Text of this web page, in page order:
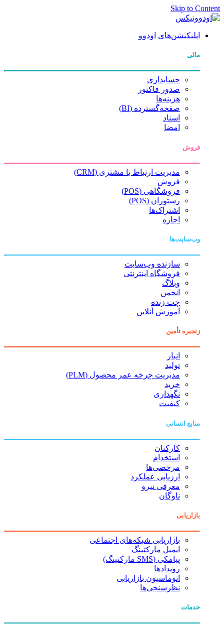
Skip to Content
اپلیکیشن‌های اودوو
مالی
حسابداری
صدور فاکتور
هزینه‌ها
صفحه‌گسترده (BI)
اسناد
امضا
فروش
مدیریت ارتباط با مشتری (CRM)
فروش
فروشگاهی (POS)
رستوران (POS)
اشتراک‌ها
اجاره
وب‌سایت‌ها
سازنده وب‌سایت
فروشگاه اینترنتی
وبلاگ
انجمن
چت زنده
آموزش آنلاین
زنجیره تأمین
انبار
تولید
مدیریت چرخه عمر محصول (PLM)
خرید
نگهداری
کیفیت
منابع انسانی
کارکنان
استخدام
مرخصی‌ها
ارزیابی عملکرد
معرفی نیرو
ناوگان
بازاریابی
بازاریابی شبکه‌های اجتماعی
ایمیل مارکتینگ
پیامکی (SMS مارکتینگ)
رویدادها
اتوماسیون بازاریابی
نظرسنجی‌ها
خدمات